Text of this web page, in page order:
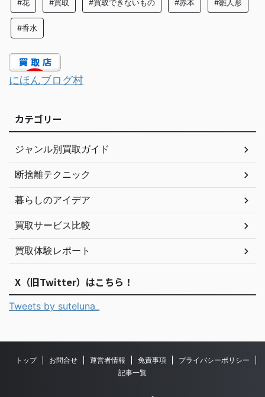
#花 #買取 #買取できないもの #赤本 #雛人形
#香水
にほんブログ村
カテゴリー
ジャンル別買取ガイド
断捨離テクニック
暮らしのアイデア
買取サービス比較
買取体験レポート
X（旧Twitter）はこちら！
Tweets by suteluna_
トップ お問合せ 運営者情報 免責事項
プライバシーポリシー
記事一覧